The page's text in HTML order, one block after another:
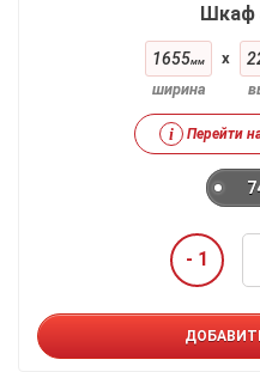
Шкаф
1655мм
ширина
x
i Перейти
- 1